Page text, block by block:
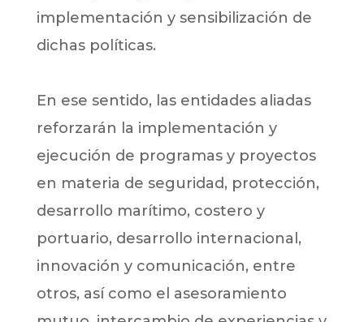
implementación y sensibilización de
dichas políticas.
En ese sentido, las entidades aliadas
reforzarán la implementación y
ejecución de programas y proyectos
en materia de seguridad, protección,
desarrollo marítimo, costero y
portuario, desarrollo internacional,
innovación y comunicación, entre
otros, así como el asesoramiento